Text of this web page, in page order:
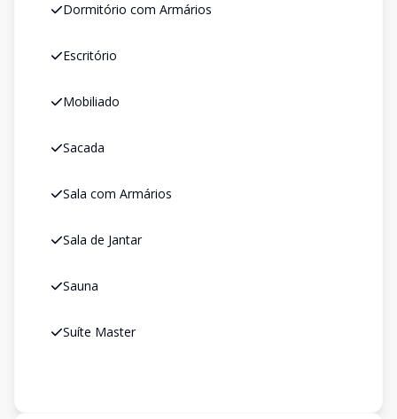
Dormitório com Armários
Escritório
Mobiliado
Sacada
Sala com Armários
Sala de Jantar
Sauna
Suíte Master